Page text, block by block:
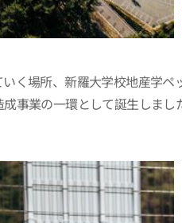
く場所、新羅大学校地産学ペ
事業の一環として誕生しまし